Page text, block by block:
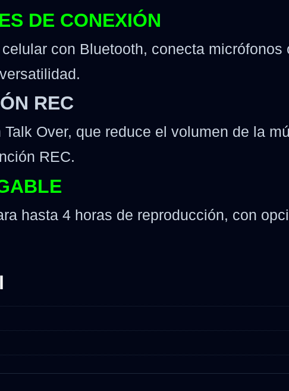
DE CONEXIÓN
con Bluetooth, conecta
REC
Over, que reduce el volumen de la
REC.
hasta 4 horas de reproducción, con